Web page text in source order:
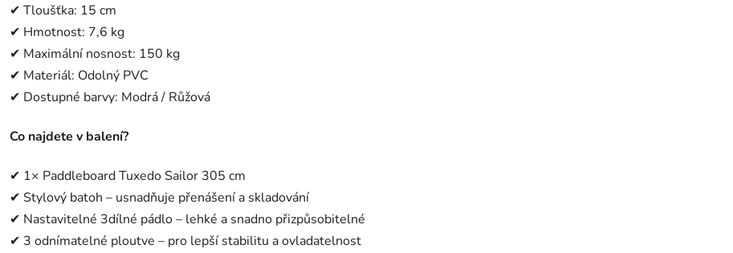
✔ Tloušťka: 15 cm
✔ Hmotnost: 7,6 kg
✔ Maximální nosnost: 150 kg
✔ Materiál: Odolný PVC
✔ Dostupné barvy: Modrá / Růžová
Co najdete v balení?
✔ 1× Paddleboard Tuxedo Sailor 305 cm
✔ Stylový batoh – usnadňuje přenášení a skladování
✔ Nastavitelné 3dílné pádlo – lehké a snadno přizpůsobitelné
✔ 3 odnímatelné ploutve – pro lepší stabilitu a ovladatelnost